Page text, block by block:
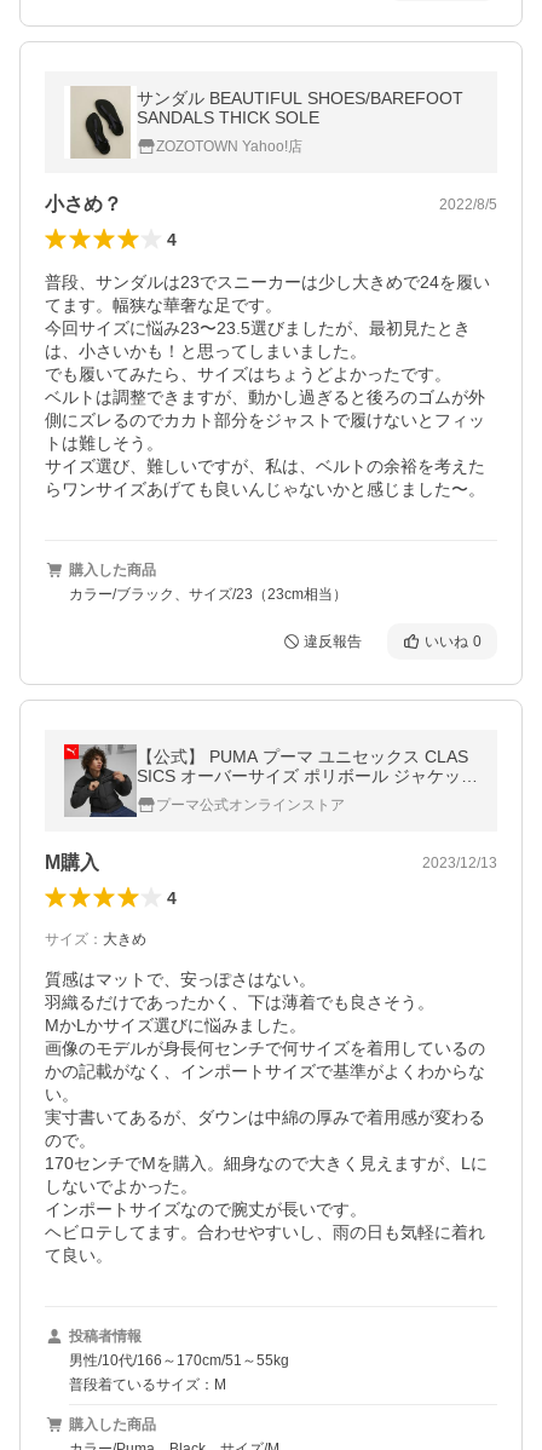
サンダル BEAUTIFUL SHOES/BAREFOOT
SANDALS THICK SOLE
ZOZOTOWN Yahoo!店
小さめ？ 2022/8/5
4
普段、サンダルは23でスニーカーは少し大きめで24を履い
てます。幅狭な華奢な足です。
今回サイズに悩み23〜23.5選びましたが、最初見たとき
は、小さいかも！と思ってしまいました。
でも履いてみたら、サイズはちょうどよかったです。
ベルトは調整できますが、動かし過ぎると後ろのゴムが外
側にズレるのでカカト部分をジャストで履けないとフィッ
トは難しそう。
サイズ選び、難しいですが、私は、ベルトの余裕を考えた
らワンサイズあげても良いんじゃないかと感じました〜。
購入した商品
カラー/ブラック、サイズ/23（23cm相当）
違反報告 いいね 0
【公式】 PUMA プーマ ユニセックス CLAS
SICS オーバーサイズ ポリボール ジャケット
POLYBALL ユニセックス Pu
プーマ公式オンラインストア
M購入 2023/12/13
4
サイズ ： 大きめ
質感はマットで、安っぽさはない。
羽織るだけであったかく、下は薄着でも良さそう。
MかLかサイズ選びに悩みました。
画像のモデルが身長何センチで何サイズを着用しているの
かの記載がなく、インポートサイズで基準がよくわからな
い。
実寸書いてあるが、ダウンは中綿の厚みで着用感が変わる
ので。
170センチでMを購入。細身なので大きく見えますが、Lに
しないでよかった。
インポートサイズなので腕丈が長いです。
ヘビロテしてます。合わせやすいし、雨の日も気軽に着れ
て良い。
投稿者情報
男性/10代/166～170cm/51～55kg
普段着ているサイズ：M
購入した商品